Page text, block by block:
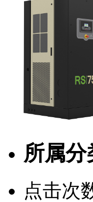
所属分
点击次